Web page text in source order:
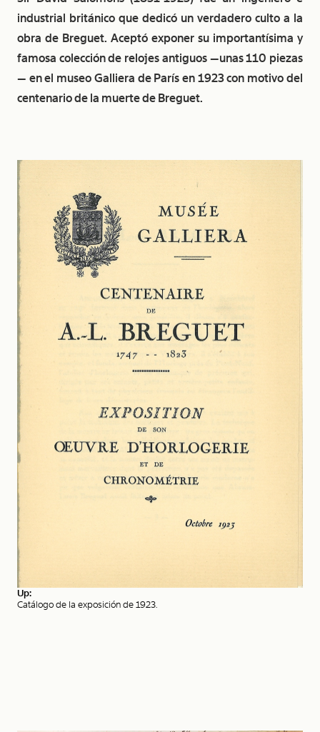
industrial británico que dedicó un verdadero culto a la
obra de Breguet. Aceptó exponer su importantísima y
famosa colección de relojes antiguos —unas 110 piezas
— en el museo Galliera de París en 1923 con motivo del
centenario de la muerte de Breguet.
Up:
Catálogo de la exposición de 1923.